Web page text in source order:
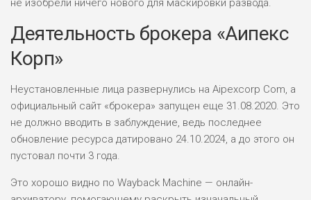
не изобрели ничего нового для маскировки развода.
Деятельность брокера «Аипекс
Корп»
Неустановленные лица развернулись на Aipexcorp Com, а
официальный сайт «брокера» запущен еще 31.08.2020. Это
не должно вводить в заблуждение, ведь последнее
обновление ресурса датировано 24.10.2024, а до этого он
пустовал почти 3 года.
Это хорошо видно по Wayback Machine — онлайн-